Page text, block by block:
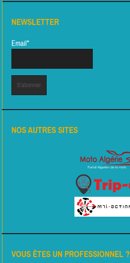
NEWSLETTER
Email*
NOS AUTRES SITES
VOUS ÊTES UN PROFESSIONNEL ?